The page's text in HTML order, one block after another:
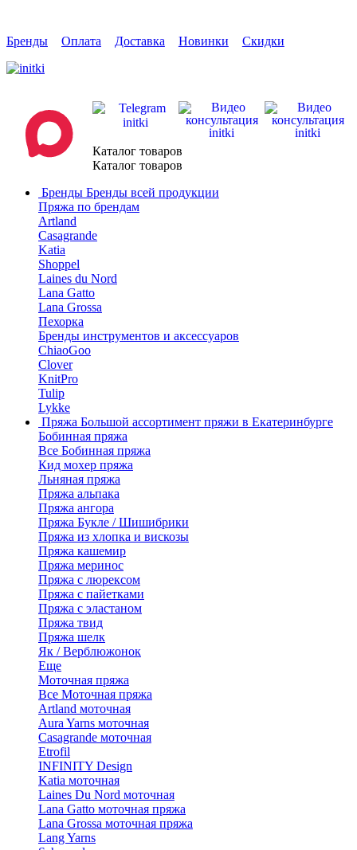
Бренды Оплата Доставка Новинки Скидки
Каталог товаров
Каталог товаров
Бренды Бренды всей продукции
Пряжа по брендам
Artland
Casagrande
Katia
Shoppel
Laines du Nord
Lana Gatto
Lana Grossa
Пехорка
Бренды инструментов и аксессуаров
ChiaoGoo
Clover
KnitPro
Tulip
Lykke
Пряжа Большой ассортимент пряжи в Екатеринбурге
Бобинная пряжа
Все Бобинная пряжа
Кид мохер пряжа
Льняная пряжа
Пряжа альпака
Пряжа ангора
Пряжа Букле / Шишибрики
Пряжа из хлопка и вискозы
Пряжа кашемир
Пряжа меринос
Пряжа с люрексом
Пряжа с пайетками
Пряжа с эластаном
Пряжа твид
Пряжа шелк
Як / Верблюжонок
Еще
Моточная пряжа
Все Моточная пряжа
Artland моточная
Aura Yarns моточная
Casagrande моточная
Etrofil
INFINITY Design
Katia моточная
Laines Du Nord моточная
Lana Gatto моточная пряжа
Lana Grossa моточная пряжа
Lang Yarns